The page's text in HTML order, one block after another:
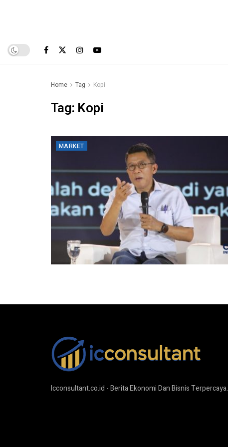
Home Tag Kopi
Tag: Kopi
MARKET
Icconsultant.co.id - Berita Ekonomi Dan Bisnis Terpercaya.